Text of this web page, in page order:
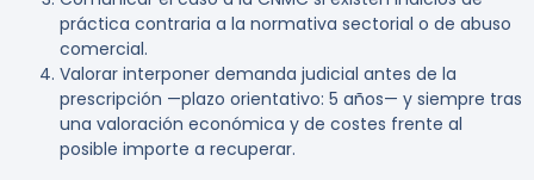
práctica contraria a la normativa sectorial o de abuso
comercial.
Valorar interponer demanda judicial antes de la
prescripción —plazo orientativo: 5 años— y siempre tras
una valoración económica y de costes frente al
posible importe a recuperar.